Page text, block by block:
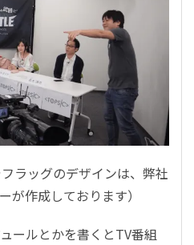
ラッグのデザインは、弊社
が作成しております）
ールとかを書くとTV番組